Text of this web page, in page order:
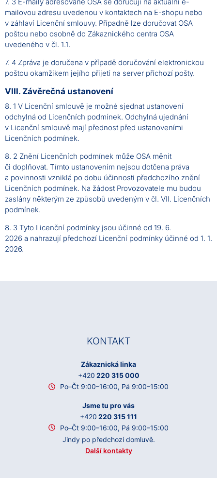
7. 3 E-maily adresované OSA se doručují na aktuální e-
mailovou adresu uvedenou v kontaktech na E-shopu nebo
v záhlaví Licenční smlouvy. Případně lze doručovat OSA
poštou nebo osobně do Zákaznického centra OSA
uvedeného v čl. 1.1.
7. 4 Zpráva je doručena v případě doručování elektronickou
poštou okamžikem jejího přijetí na server příchozí pošty.
VIII. Závěrečná ustanovení
8. 1 V Licenční smlouvě je možné sjednat ustanovení
odchylná od Licenčních podmínek. Odchylná ujednání
v Licenční smlouvě mají přednost před ustanoveními
Licenčních podmínek.
8. 2 Znění Licenčních podmínek může OSA měnit
či doplňovat. Tímto ustanovením nejsou dotčena práva
a povinnosti vzniklá po dobu účinnosti předchozího znění
Licenčních podmínek. Na žádost Provozovatele mu budou
zaslány některým ze způsobů uvedeným v čl. VII. Licenčních
podmínek.
8. 3 Tyto Licenční podmínky jsou účinné od 19. 6.
2026 a nahrazují předchozí Licenční podmínky účinné od 1. 1.
2026.
KONTAKT
Zákaznická linka
+420 220 315 000
Po–Čt 9:00–16:00, Pá 9:00–15:00
Jsme tu pro vás
+420 220 315 111
Po–Čt 9:00–16:00, Pá 9:00–15:00
Jindy po předchozí domluvě.
Další kontakty